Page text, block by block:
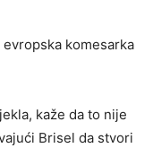
komesarka
kaže da to nije
Brisel da stvori